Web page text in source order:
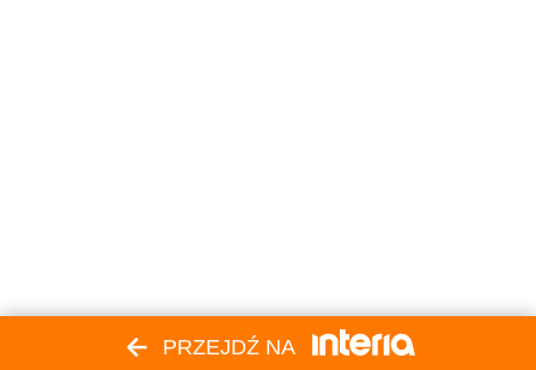
PRZEJDŹ NA